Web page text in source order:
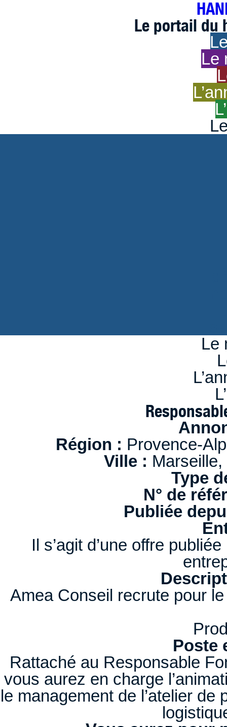
Le portail du
Le
Le
Région : Provence-
Ville :
Type
N° de
Publiée
Il s’agit d’une offre
Amea Conseil recrute pour
Poste
Rattaché au Responsable
vous aurez en charge
le management de l’atelier